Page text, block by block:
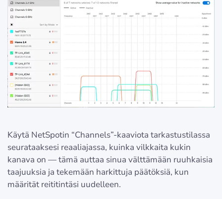
Käytä NetSpotin “Channels”-kaaviota tarkastustilassa
seurataaksesi reaaliajassa, kuinka vilkkaita kukin
kanava on — tämä auttaa sinua välttämään ruuhkaisia
taajuuksia ja tekemään harkittuja päätöksiä, kun
määrität reititintäsi uudelleen.